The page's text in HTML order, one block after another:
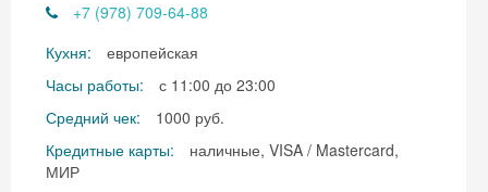
+7 (978) 709-64-88
Кухня:
европейская
Часы работы:
с 11:00 до 23:00
Средний чек:
1000 руб.
Кредитные карты:
наличные, VISA / Mastercard,
МИР